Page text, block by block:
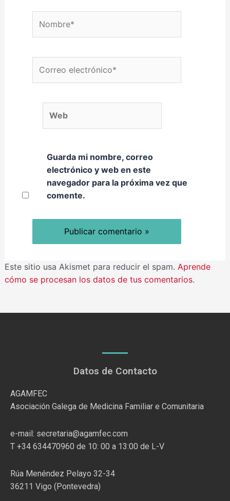
Guarda mi nombre, correo
electrónico y web en este
navegador para la próxima vez que
comente.
Este sitio usa Akismet para reducir el spam. Aprende
cómo se procesan los datos de tus comentarios.
Datos de Contacto
AGAMFEC
Asociación Galega de Medicina Familiar e Comunitaria
e-mail: secretaria@agamfec.com
T +34 634470960 de 10: 00 a 13:00 de L-V
Rúa Menéndez Pelayo 32-34
36211 Vigo (Pontevedra)